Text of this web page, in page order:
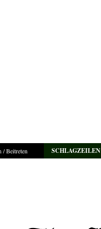
/ Beitreten SCHLAGZEILEN